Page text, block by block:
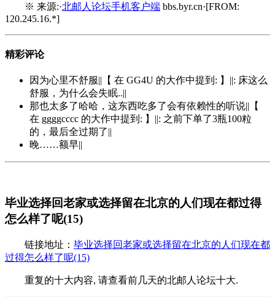
※ 来源:·北邮人论坛手机客户端 bbs.byr.cn·[FROM:
120.245.16.*]
精彩评论
因为心里不舒服||【 在 GG4U 的大作中提到: 】||: 床这么
舒服，为什么会失眠..||
那也太多了哈哈，这东西吃多了会有依赖性的听说||【
在 ggggcccc 的大作中提到: 】||: 之前下单了3瓶100粒
的，最后全过期了||
晚……额早||
毕业选择回老家或选择留在北京的人们现在都过得
怎么样了呢(15)
链接地址： 毕业选择回老家或选择留在北京的人们现在都
过得怎么样了呢(15)
重复的十大内容, 请查看前几天的北邮人论坛十大.